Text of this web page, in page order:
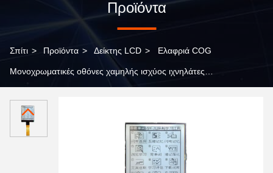
Προϊόντα
Σπίτι > Προϊόντα > Δείκτης LCD > Ελαφριά COG
Μονοχρωματικές οθόνες χαμηλής ισχύος ιχνηλάτες